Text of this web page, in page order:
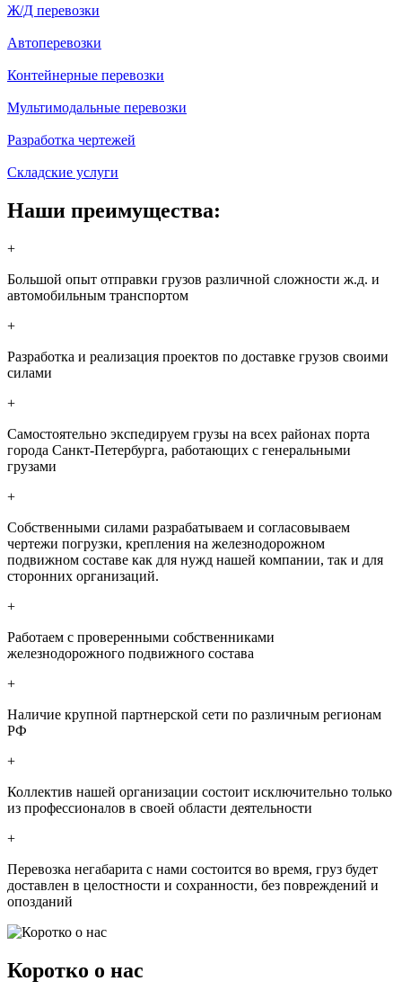
Ж/Д перевозки
Автоперевозки
Контейнерные перевозки
Мультимодальные перевозки
Разработка чертежей
Складские услуги
Наши преимущества:
+
Большой опыт отправки грузов различной сложности ж.д. и
автомобильным транспортом
+
Разработка и реализация проектов по доставке грузов своими
силами
+
Самостоятельно экспедируем грузы на всех районах порта
города Санкт-Петербурга, работающих с генеральными
грузами
+
Собственными силами разрабатываем и согласовываем
чертежи погрузки, крепления на железнодорожном
подвижном составе как для нужд нашей компании, так и для
сторонних организаций.
+
Работаем с проверенными собственниками
железнодорожного подвижного состава
+
Наличие крупной партнерской сети по различным регионам
РФ
+
Коллектив нашей организации состоит исключительно только
из профессионалов в своей области деятельности
+
Перевозка негабарита с нами состоится во время, груз будет
доставлен в целостности и сохранности, без повреждений и
опозданий
Коротко о нас